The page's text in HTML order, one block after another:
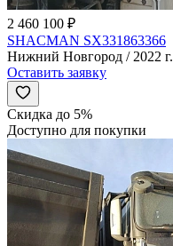
2 460 100 ₽
SHACMAN SX331863366
Нижний Новгород / 2022 г.
Оставить заявку
Скидка до 5%
Доступно для покупки